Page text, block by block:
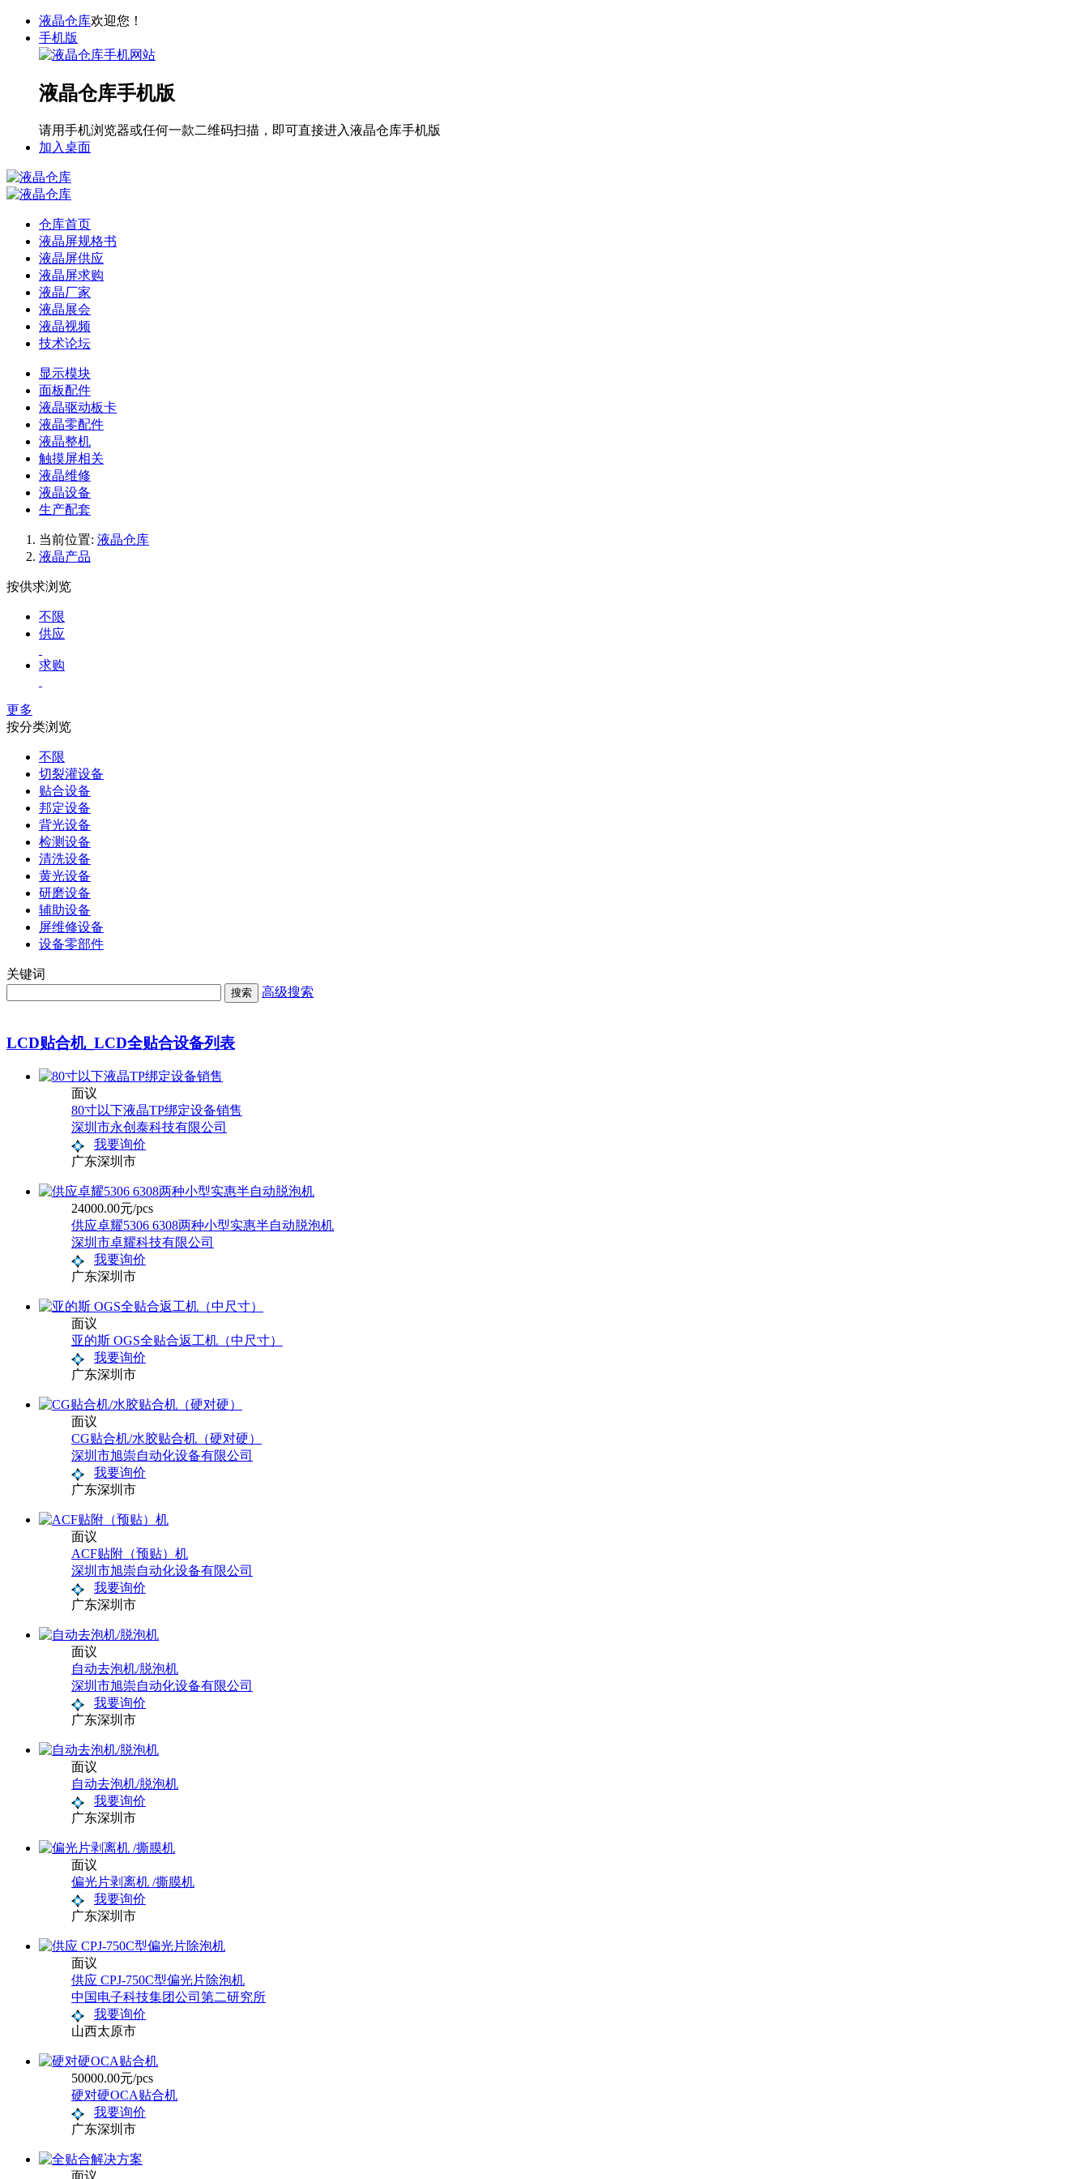
液晶仓库欢迎您！
手机版
液晶仓库手机版
请用手机浏览器或任何一款二维码扫描，即可直接进入液晶仓库手机版
加入桌面
仓库首页
液晶屏规格书
液晶屏供应
液晶屏求购
液晶厂家
液晶展会
液晶视频
技术论坛
显示模块
面板配件
液晶驱动板卡
液晶零配件
液晶整机
触摸屏相关
液晶维修
液晶设备
生产配套
当前位置: 液晶仓库
液晶产品
按供求浏览
不限
供应
求购
更多
按分类浏览
不限
切裂灌设备
贴合设备
邦定设备
背光设备
检测设备
清洗设备
黄光设备
研磨设备
辅助设备
屏维修设备
设备零部件
关键词
搜索 高级搜索
LCD贴合机_LCD全贴合设备列表
面议
80寸以下液晶TP绑定设备销售
深圳市永创泰科技有限公司
我要询价
广东深圳市
24000.00元/pcs
供应卓耀5306 6308两种小型实惠半自动脱泡机
深圳市卓耀科技有限公司
我要询价
广东深圳市
面议
亚的斯 OGS全贴合返工机（中尺寸）
我要询价
广东深圳市
面议
CG贴合机/水胶贴合机（硬对硬）
深圳市旭崇自动化设备有限公司
我要询价
广东深圳市
面议
ACF贴附（预贴）机
深圳市旭崇自动化设备有限公司
我要询价
广东深圳市
面议
自动去泡机/脱泡机
深圳市旭崇自动化设备有限公司
我要询价
广东深圳市
面议
自动去泡机/脱泡机
我要询价
广东深圳市
面议
偏光片剥离机 /撕膜机
我要询价
广东深圳市
面议
供应 CPJ-750C型偏光片除泡机
中国电子科技集团公司第二研究所
我要询价
山西太原市
50000.00元/pcs
硬对硬OCA贴合机
我要询价
广东深圳市